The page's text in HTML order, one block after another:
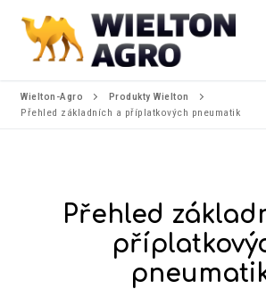
Wielton-Agro
Produkty Wielton
Přehled základních a příplatkových pneumatik
Přehled